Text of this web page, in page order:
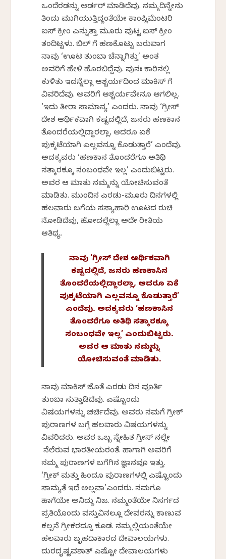
ಒಂದೆರಡನ್ನು ಆರ್ಡರ್ ಮಾಡಿದೆವು. ನಮ್ಮದಿನ್ನೇನು
ತಿಂದು ಮುಗಿಯುತ್ತಿದ್ದಂತೆಯೇ ಕಾಂಪ್ಲಿಮೆಂಟರಿ
ಐಸ್ ಕ್ರೀಂ ಎನ್ನುತ್ತಾ ಮೂರು ಪುಟ್ಟ ಐಸ್ ಕ್ರೀಂ
ತಂದಿಟ್ಟಳು. ಬಿಲ್ ಗೆ ಹಣಕೊಟ್ಟು ಬರುವಾಗ
ನಾವು ‘ಊಟ ತುಂಬಾ ಚೆನ್ನಾಗಿತ್ತು’ ಅಂತ
ಅವರಿಗೆ ಹೇಳಿ ಹೊರಬಿದ್ದೆವು. ಪುನಃ ಕಾರಿನಲ್ಲಿ
ಕುಳಿತು ಇದನ್ನೆಲ್ಲಾ ಆಶ್ಚರ್ಯದಿಂದ ಮಾಕಿಸ್ ಗೆ
ವಿವರಿಸಿದೆವು. ಅವರಿಗೆ ಆಶ್ಚರ್ಯವೇನೂ ಆಗಲಿಲ್ಲ.
‘ಇದು ತೀರಾ ಸಾಮಾನ್ಯ’ ಎಂದರು. ನಾವು ‘ಗ್ರೀಸ್
ದೇಶ ಆರ್ಥಿಕವಾಗಿ ಕಷ್ಟದಲ್ಲಿದೆ, ಜನರು ಹಣಕಾಸಿನ
ತೊಂದರೆಯಲ್ಲಿದ್ದಾರಲ್ಲಾ, ಆದರೂ ಏಕೆ
ಪುಕ್ಕಟೆಯಾಗಿ ಎಲ್ಲವನ್ನೂ ಕೊಡುತ್ತಾರೆ’ ಎಂದೆವು.
ಅದಕ್ಕವರು ‘ಹಣಕಾಸಿನ ತೊಂದರೆಗೂ ಅತಿಥಿ
ಸತ್ಕಾರಕ್ಕೂ ಸಂಬಂಧವೇ ಇಲ್ಲ’ ಎಂದುಬಿಟ್ಟರು.
ಅವರ ಆ ಮಾತು ನಮ್ಮನ್ನು ಯೋಚಿಸುವಂತೆ
ಮಾಡಿತು. ಮುಂದಿನ ಎರಡು-ಮೂರು ದಿನಗಳಲ್ಲಿ
ಹಲವಾರು ಬಗೆಯ ಸಸ್ಯಾಹಾರಿ ಊಟದ ರುಚಿ
ನೋಡಿದೆವು, ಹೋದಲ್ಲೆಲ್ಲಾ ಅದೇ ರೀತಿಯ
ಆತಿಥ್ಯ.
ನಾವು ‘ಗ್ರೀಸ್ ದೇಶ ಆರ್ಥಿಕವಾಗಿ
ಕಷ್ಟದಲ್ಲಿದೆ, ಜನರು ಹಣಕಾಸಿನ
ತೊಂದರೆಯಲ್ಲಿದ್ದಾರಲ್ಲಾ, ಆದರೂ ಏಕೆ
ಪುಕ್ಕಟೆಯಾಗಿ ಎಲ್ಲವನ್ನೂ ಕೊಡುತ್ತಾರೆ’
ಎಂದೆವು. ಅದಕ್ಕವರು ‘ಹಣಕಾಸಿನ
ತೊಂದರೆಗೂ ಅತಿಥಿ ಸತ್ಕಾರಕ್ಕೂ
ಸಂಬಂಧವೇ ಇಲ್ಲ’ ಎಂದುಬಿಟ್ಟರು.
ಅವರ ಆ ಮಾತು ನಮ್ಮನ್ನು
ಯೋಚಿಸುವಂತೆ ಮಾಡಿತು.
ನಾವು ಮಾಕಿಸ್ ಜೊತೆ ಎರಡು ದಿನ ಪೂರ್ತಿ
ತುಂಬಾ ಸುತ್ತಾಡಿದೆವು. ಎಷ್ಟೊಂದು
ವಿಷಯಗಳನ್ನು ಚರ್ಚಿಸಿದೆವು. ಅವರು ನಮಗೆ ಗ್ರೀಕ್
ಪುರಾಣಗಳ ಬಗ್ಗೆ ಹಲವಾರು ವಿಷಯಗಳನ್ನು
ವಿವರಿಸಿದರು. ಅವರ ಒಬ್ಬ ಸ್ನೇಹಿತ ಗ್ರೀಸ್ ನಲ್ಲೇ
ನೆಲೆಸಿರುವ ಭಾರತೀಯರಂತೆ. ಹಾಗಾಗಿ ಅವರಿಗೆ
ನಮ್ಮ ಪುರಾಣಗಳ ಬಗೆಗಿನ ಜ್ಞಾನವೂ ಇತ್ತು.
‘ಗ್ರೀಕ್ ಮತ್ತು ಹಿಂದೂ ಪುರಾಣಗಳಲ್ಲಿ ಎಷ್ಟೊಂದು
ಸಾಮ್ಯತೆ ಇದೆ ಅಲ್ಲವಾ’ಎಂದರು. ನಮಗೂ
ಹಾಗೆಯೇ ಅನಿಸಿದ್ದು ನಿಜ. ನಮ್ಮಂತೆಯೇ ನಿಸರ್ಗದ
ಪ್ರತಿಯೊಂದು ವಸ್ತುವಿನಲ್ಲೂ ದೇವರನ್ನು ಕಾಣುವ
ಕಲ್ಪನೆ ಗ್ರೀಕರದ್ದೂ ಕೂಡ. ನಮ್ಮಲ್ಲಿಯಂತೆಯೇ
ಹಲವಾರು ಬೃಹದಾಕಾರದ ದೇವಾಲಯಗಳು.
ದುರದೃಷ್ಟವಶಾತ್ ಎಷ್ಟೋ ದೇವಾಲಯಗಳು